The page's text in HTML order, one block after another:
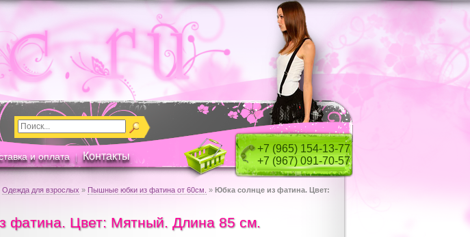
+7 (965) 154-13-77
+7 (967) 091-70-57
и оплата | Контакты
Одежда для взрослых » Пышные юбки из фатина от 60см. » Юбка солнце из фатина. Цвет:
фатина. Цвет: Мятный. Длина 85 см.